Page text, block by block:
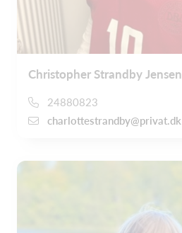
Christopher Strandby Jensen
24880823
charlottestrandby@privat.dk